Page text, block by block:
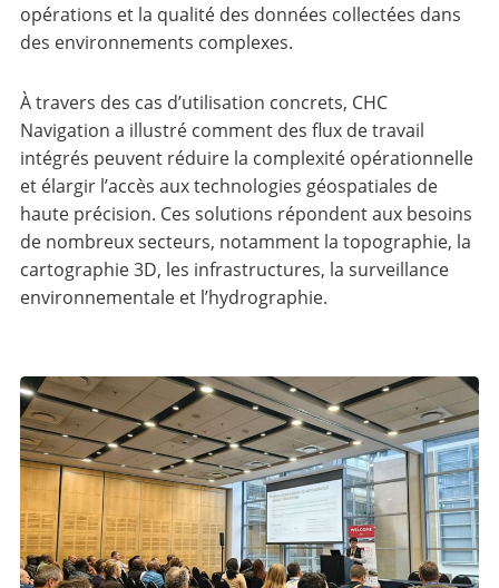
opérations et la qualité des données collectées dans
des environnements complexes.
À travers des cas d’utilisation concrets, CHC
Navigation a illustré comment des flux de travail
intégrés peuvent réduire la complexité opérationnelle
et élargir l’accès aux technologies géospatiales de
haute précision. Ces solutions répondent aux besoins
de nombreux secteurs, notamment la topographie, la
cartographie 3D, les infrastructures, la surveillance
environnementale et l’hydrographie.